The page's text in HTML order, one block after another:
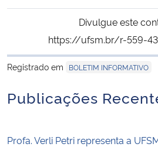
Ministério da Ciência, Tecnologia, Inovações e
Ministério do Meio Ambiente
Divulgue este
https://ufsm.br/r-559-
Registrado em
BOLETIM INFORMATIVO
Publicações
Profa. Verli Petri representa a